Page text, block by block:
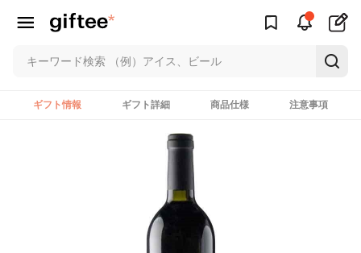
ギフト情報 ギフト詳細 商品仕様 注意事項